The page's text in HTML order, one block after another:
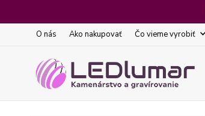
O nás Ako nakupovať Čo vieme vyrobiť